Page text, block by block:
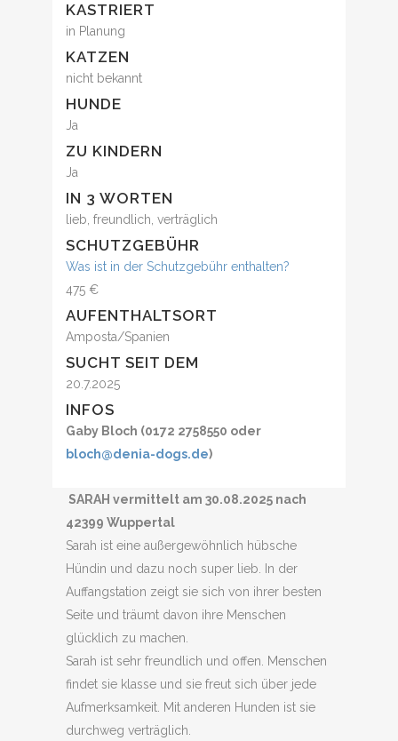
KASTRIERT
in Planung
KATZEN
nicht bekannt
HUNDE
Ja
ZU KINDERN
Ja
IN 3 WORTEN
lieb, freundlich, verträglich
SCHUTZGEBÜHR
Was ist in der Schutzgebühr enthalten?
475 €
AUFENTHALTSORT
Amposta/Spanien
SUCHT SEIT DEM
20.7.2025
INFOS
Gaby Bloch (0172 2758550 oder
bloch@denia-dogs.de)
SARAH vermittelt am 30.08.2025 nach
42399 Wuppertal
Sarah ist eine außergewöhnlich hübsche
Hündin und dazu noch super lieb. In der
Auffangstation zeigt sie sich von ihrer besten
Seite und träumt davon ihre Menschen
glücklich zu machen.
Sarah ist sehr freundlich und offen. Menschen
findet sie klasse und sie freut sich über jede
Aufmerksamkeit. Mit anderen Hunden ist sie
durchweg verträglich.